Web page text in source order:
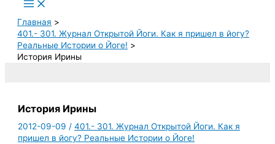
Menu
Главная
401.- 301. Журнал Открытой Йоги. Как я пришел в йогу?
Реальные Истории о Йоге!
История Ирины
История Ирины
2012-09-09/401.- 301. Журнал Открытой Йоги. Как я
пришел в йогу? Реальные Истории о Йоге!